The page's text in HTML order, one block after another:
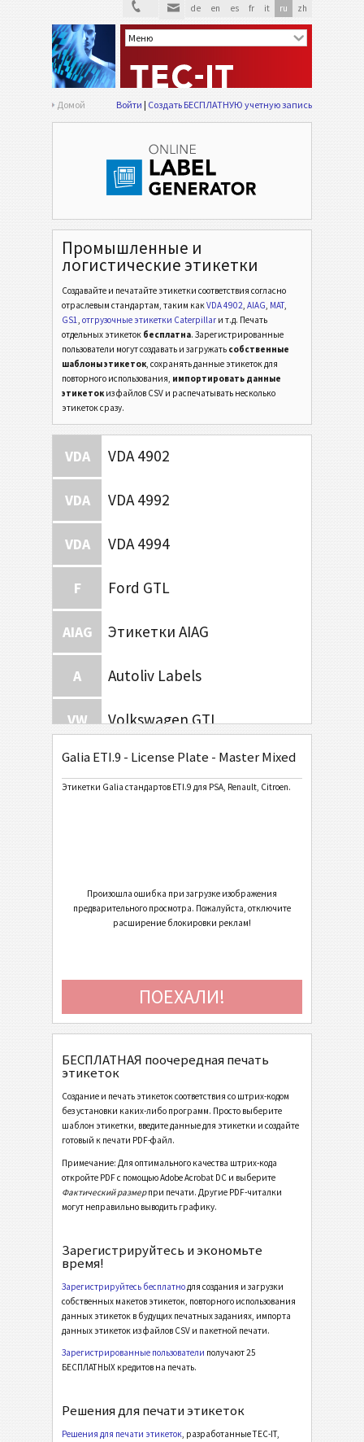
de en es fr it ru zh
Домой Войти Создать БЕСПЛАТНУЮ учетную запись
Промышленные и
логистические этикетки
Создавайте и печатайте этикетки соответствия согласно
отраслевым стандартам, таким какVDA 4902, AIAG, MAT,
GS1, отгрузочные этикетки Caterpillar и т.д. Печать
отдельных этикеток бесплатна. Зарегистрированные
пользователи могут создавать и загружать собственные
шаблоны этикеток, сохранять данные этикеток для
повторного использования, импортировать данные
этикеток из файлов CSV и распечатывать несколько
этикеток сразу.
VDA VDA 4902
VDA VDA 4992
VDA VDA 4994
F Ford GTL
AIAG Этикетки AIAG
A Autoliv Labels
VW Volkswagen GTL
GM General Motors
Odette
Galia ETI.9 - Single / Master
Galia ETI.9 - Master Multiple
Galia ETI.9 - Master Mixed
Galia ETI.9 - License Plate - Master Multiple
Galia ETI.9 - License Plate - Master Mixed
Galia ETI.9 - L3P - Master Mixed
Galia ETI.9 - L3P License Plate - Master Mixed
B
BOSCH
MAT Этикетки MAT
LTO Этикетки LTO
Galia ETI.9 - License Plate - Master Mixed
Этикетки Galia стандартов ETI.9 для PSA, Renault, Citroen.
Произошла ошибка при загрузке изображения
предварительного просмотра. Пожалуйста, отключите
расширение блокировки реклам!
ПОЕХАЛИ!
БЕСПЛАТНАЯ поочередная печать
этикеток
Создание и печать этикеток соответствия со штрих-кодом
без установки каких-либо программ. Просто выберите
шаблон этикетки, введите данные для этикетки и создайте
готовый к печати PDF-файл.
Примечание: Для оптимального качества штрих-кода
откройте PDF с помощью Adobe Acrobat DC и выберите
Фактический размерпри печати. Другие PDF-читалки
могут неправильно выводить графику.
Зарегистрируйтесь и экономьте
время!
Зарегистрируйтесь бесплатнодля создания и загрузки
собственных макетов этикеток, повторного использования
данных этикеток в будущих печатных заданиях, импорта
данных этикеток из файлов CSV и пакетной печати.
Зарегистрированные пользователи получают 25
БЕСПЛАТНЫХ кредитов на печать.
Решения для печати этикеток
Решения для печати этикеток, разработанные TEC-IT,